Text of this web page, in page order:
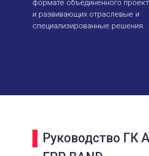
формате объединённого
и развивающих отраслевые и
специализированные решения.
Руководство ГК